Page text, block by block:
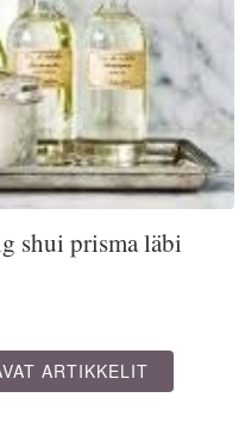
shui prisma läbi
ARTIKKELIT